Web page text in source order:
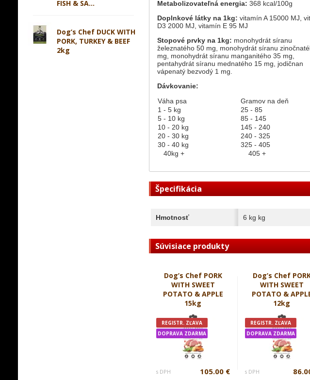
FISH & SA...
Dog’s Chef DUCK WITH
PORK, TURKEY & BEEF
2kg
Metabolizovateľná energia: 368 kcal/100g
Doplnkové látky na 1kg: vitamín A 15000 MJ,
D3 2000 MJ, vitamín E 95 MJ
Stopové prvky na 1kg: monohydrát síranu
železnatého 50 mg, monohydrát síranu
mg, monohydrát síranu manganitého 35 mg,
pentahydrát síranu mednatého 15 mg, jodičnan
vápenatý bezvodý 1 mg.
Dávkovanie:
Váha psa
Gramov na deň
1 - 5 kg
25 - 85
5 - 10 kg
85 - 145
10 - 20 kg
145 - 240
20 - 30 kg
240 - 325
30 - 40 kg
325 - 405
40kg +
405 +
Špecifikácia
Hmotnosť 6 kg kg
Súvisiace produkty
Dog’s Chef PORK
WITH SWEET
POTATO & APPLE
15kg
REGISTR. ZĽAVA
DOPRAVA ZDARMA
s DPH 105.00 €
Dog’s Chef
WITH SWEET
POTATO &
12kg
REGISTR. ZĽAVA
DOPRAVA ZDARMA
s DPH